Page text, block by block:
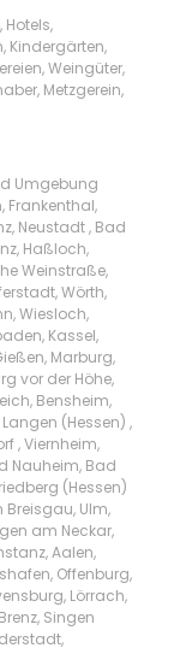
Kindergärten,
Weingüter,
Metzgerein,
Umgebung
Frankenthal,
Neustadt , Bad
Haßloch,
Weinstraße,
Wörth,
Wiesloch,
Kassel,
Marburg,
vor der Höhe,
Bensheim,
(Hessen) ,
, Viernheim,
Nauheim, Bad
(Hessen)
Ulm,
am Neckar,
Aalen,
Offenburg,
Lörrach,
Singen